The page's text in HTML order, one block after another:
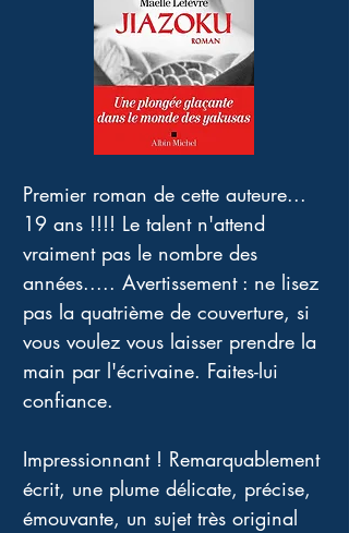
Premier roman de cette auteure...
19 ans !!!! Le talent n'attend
vraiment pas le nombre des
années..... Avertissement : ne lisez
pas la quatrième de couverture, si
vous voulez vous laisser prendre la
main par l'écrivaine. Faites-lui
confiance.
Impressionnant ! Remarquablement
écrit, une plume délicate, précise,
émouvante, un sujet très original